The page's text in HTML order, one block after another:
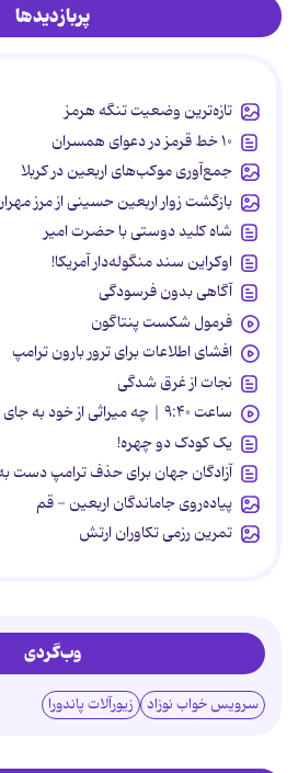
پربازدیدها
تازه‌ترین وضعیت تنگه هرمز
۱۰ خط قرمز در دعوای همسران
جمع‌آوری موکب‌های اربعین در کربلا
بازگشت زوار اربعین حسینی از مرز
شاه کلید دوستی با حضرت امیر
اوکراین سند منگوله‌دار آمریکا!
آگاهی بدون فرسودگی
فرمول شکست پنتاگون
افشای اطلاعات برای ترور بارون ترامپ
نجات از غرق شدگی
ساعت ۹:۴۰ | چه میراثی از خود به جای گذاشت؟
یک کودک دو چهره!
آزادگان جهان برای حذف ترامپ دست
پیاده‌روی جاماندگان اربعین - قم
تمرین رزمی تکاوران ارتش
وب‌گردی
سرویس خواب نوزاد زیورآلات پاندورا